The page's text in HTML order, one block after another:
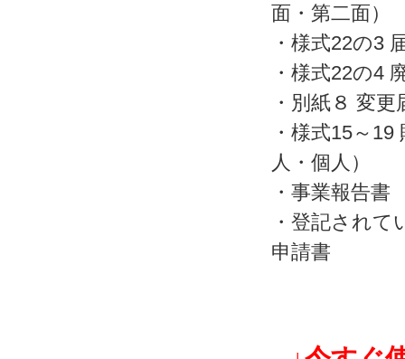
面・第二面）
・様式22の3
・様式22の4
・別紙８ 変
・様式15～
人・個人）
・事業報告書
・登記されて
申請書